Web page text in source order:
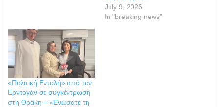
July 9, 2026
In "breaking news"
«Πολιτική Εντολή» από τον
Ερντογάν σε συγκέντρωση
στη Θράκη – «Ενώσατε τη